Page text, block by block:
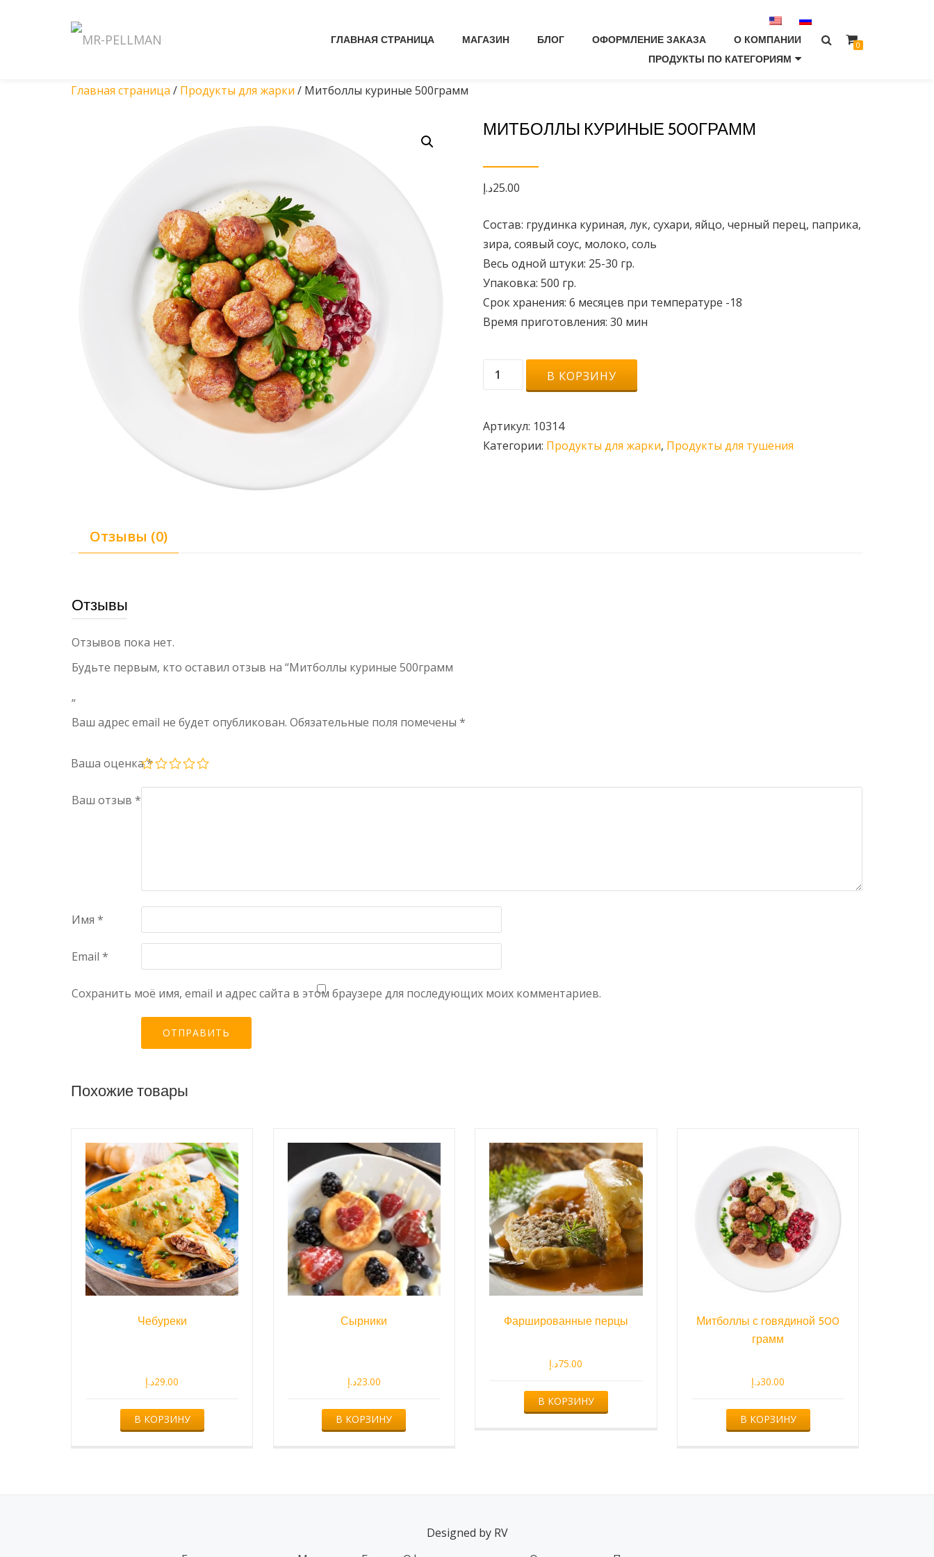
ГЛАВНАЯ СТРАНИЦА МАГАЗИН БЛОГ ОФОРМЛЕНИЕ ЗАКАЗА
О КОМПАНИИ
ПРОДУКТЫ ПО КАТЕГОРИЯМ
0
Главная страница / Продукты для жарки / Митболлы куриные 500грамм
МИТБОЛЛЫ КУРИНЫЕ 500ГРАММ
25.00د.إ
Состав: грудинка куриная, лук, сухари, яйцо, черный перец, паприка,
зира, соявый соус, молоко, соль
Весь одной штуки: 25-30 гр.
Упаковка: 500 гр.
Срок хранения: 6 месяцев при температуре -18
Время приготовления: 30 мин
Количество
товара
куриные
500грамм
В КОРЗИНУ
Артикул: 10314
Категории: Продукты для жарки, Продукты для тушения
Отзывы (0)
Отзывы
Отзывов пока нет.
Будьте первым, кто оставил отзыв на “Митболлы куриные 500грамм
”
Ваш адрес email не будет опубликован. Обязательные поля помечены *
Ваша оценка*
Ваш отзыв *
Имя *
Email *
Сохранить моё имя, email и адрес сайта в этом браузере для последующих моих комментариев.
Похожие товары
Чебуреки
29.00د.إ
В КОРЗИНУ
Сырники
23.00د.إ
В КОРЗИНУ
Фаршированные перцы
75.00د.إ
В КОРЗИНУ
Митболлы с говядиной 500
грамм
30.00د.إ
В КОРЗИНУ
Designed by RV